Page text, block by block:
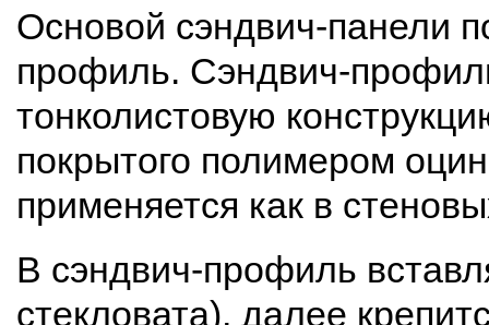
Основой сэндвич-панели
профиль. Сэндвич-
тонколистовую
покрытого полимером
применяется как в
В сэндвич-профиль
стекловата), далее